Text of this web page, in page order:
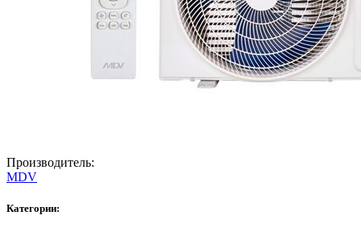
Производитель:
MDV
Категории: